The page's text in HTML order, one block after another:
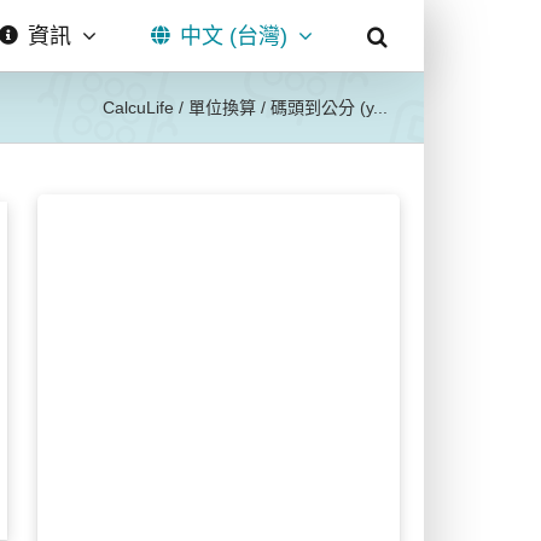
資訊 中文 (台灣)
CalcuLife / 單位換算 / 碼頭到公分 (y...